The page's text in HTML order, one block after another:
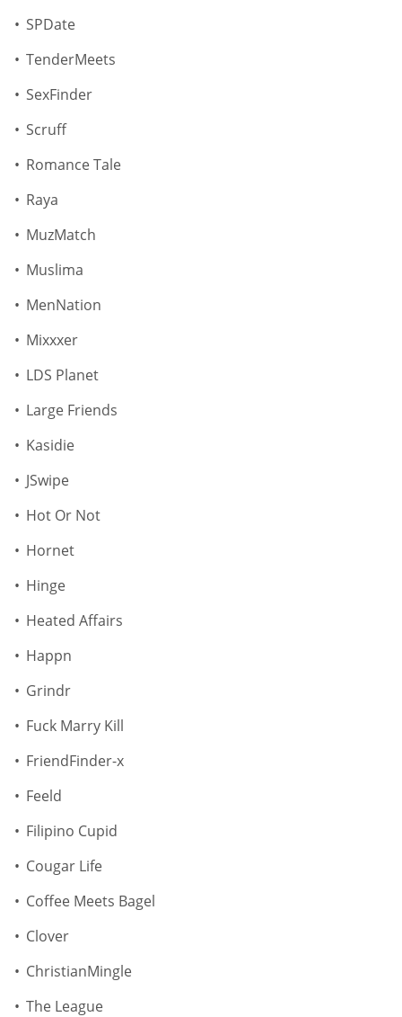
SPDate
TenderMeets
SexFinder
Scruff
Romance Tale
Raya
MuzMatch
Muslima
MenNation
Mixxxer
LDS Planet
Large Friends
Kasidie
JSwipe
Hot Or Not
Hornet
Hinge
Heated Affairs
Happn
Grindr
Fuck Marry Kill
FriendFinder-x
Feeld
Filipino Cupid
Cougar Life
Coffee Meets Bagel
Clover
ChristianMingle
The League